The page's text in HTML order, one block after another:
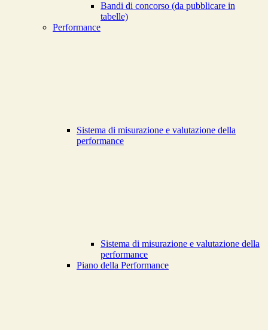
Bandi di concorso (da pubblicare in
tabelle)
Performance
Sistema di misurazione e valutazione della
performance
Sistema di misurazione e valutazione della
performance
Piano della Performance